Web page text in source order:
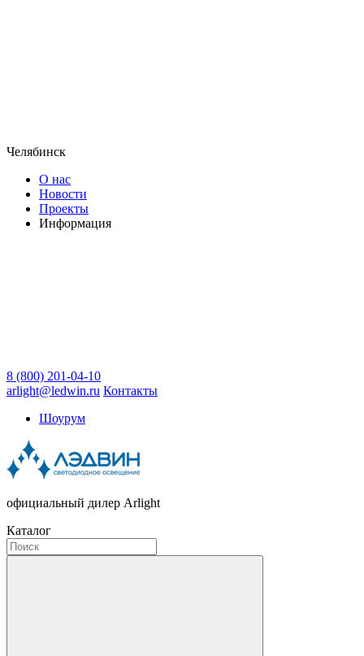
Челябинск
О нас
Новости
Проекты
Информация
8 (800) 201-04-10
arlight@ledwin.ru Контакты
Шоурум
официальный дилер Arlight
Каталог